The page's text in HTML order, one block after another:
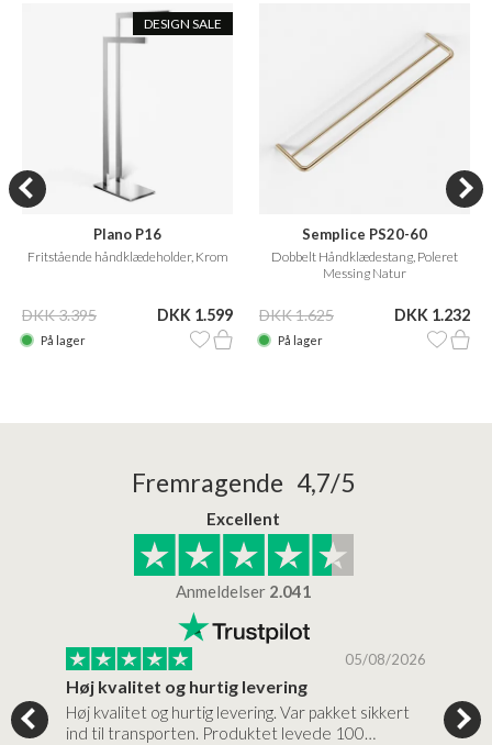
DESIGN SALE
Plano P16
Fritstående håndklædeholder, Krom
DKK 3.395 DKK 1.599
På lager
Semplice PS20-60
Dobbelt Håndklædestang, Poleret
Messing Natur
DKK 1.625 DKK 1.232
På lager
Fremragende 4,7/5
Excellent
Anmeldelser 2.041
05/08/2026
Høj kvalitet og hurtig levering
Høj kvalitet og hurtig levering. Var pakket sikkert
ind til transporten. Produktet levede 100…